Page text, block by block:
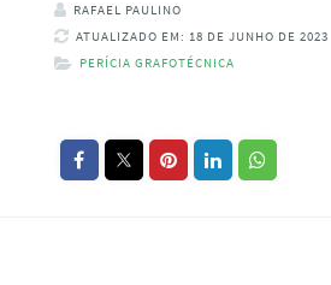
RAFAEL PAULINO
ATUALIZADO EM: 18 DE JUNHO DE 2023
PERÍCIA GRAFOTÉCNICA